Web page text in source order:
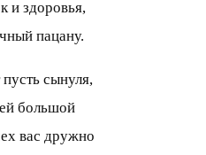
и здоровья,
пацану.
сынуля,
большой
вас дружно